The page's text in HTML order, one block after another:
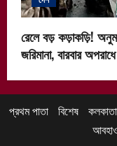
রেলে বড় কড়াকড়ি!
জরিমানা, বারবার
প্রথম পাতা বিশেষ কলকাতা